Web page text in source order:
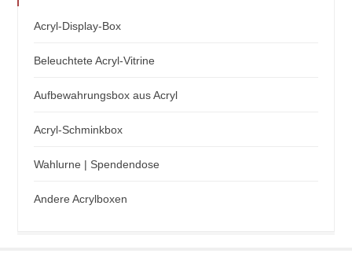
Acryl-Display-Box
Beleuchtete Acryl-Vitrine
Aufbewahrungsbox aus Acryl
Acryl-Schminkbox
Wahlurne | Spendendose
Andere Acrylboxen